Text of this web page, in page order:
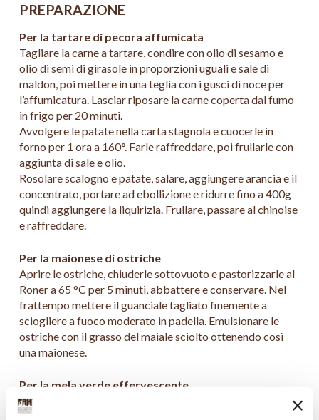
PREPARAZIONE
Per la tartare di pecora affumicata
Tagliare la carne a tartare, condire con olio di sesamo e
olio di semi di girasole in proporzioni uguali e sale di
maldon, poi mettere in una teglia con i gusci di noce per
l’affumicatura. Lasciar riposare la carne coperta dal fumo
in frigo per 20 minuti.
Avvolgere le patate nella carta stagnola e cuocerle in
forno per 1 ora a 160°. Farle raffreddare, poi frullarle con
aggiunta di sale e olio.
Rosolare scalogno e patate, salare, aggiungere arancia e il
concentrato, portare ad ebollizione e ridurre fino a 400g
quindi aggiungere la liquirizia. Frullare, passare al chinoise
e raffreddare.
Per la maionese di ostriche
Aprire le ostriche, chiuderle sottovuoto e pastorizzarle al
Roner a 65 °C per 5 minuti, abbattere e conservare. Nel
frattempo mettere il guanciale tagliato finemente a
sciogliere a fuoco moderato in padella. Emulsionare le
ostriche con il grasso del maiale sciolto ottenendo così
una maionese.
Per la mela verde effervescente
Pelare le mele e ricavarne dei cubi. Per evitare
l’ossidazione mettere a bagno in soluzione di acqua e